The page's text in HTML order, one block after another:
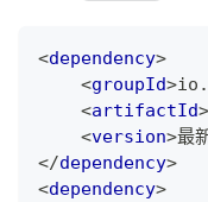
<dependency>
<groupId>
<artifactId>
<version>最
</dependency>
<dependency>